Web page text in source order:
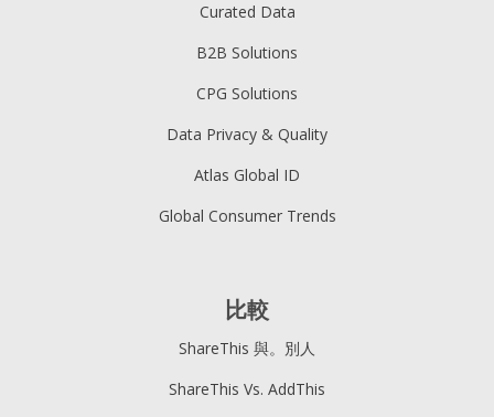
合其他視覺元素
Curated Data
B2B Solutions
CPG Solutions
Data Privacy & Quality
Atlas Global ID
Global Consumer Trends
比較
ShareThis 與。別人
ShareThis Vs. AddThis